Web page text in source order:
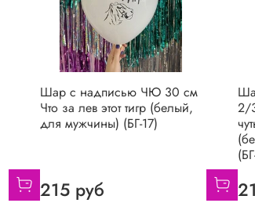
Шар с надписью ЧЮ 30 см
Что за лев этот тигр (белый,
для мужчины) (БГ-17)
215 руб
2/